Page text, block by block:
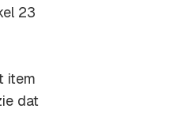
23
item
dat